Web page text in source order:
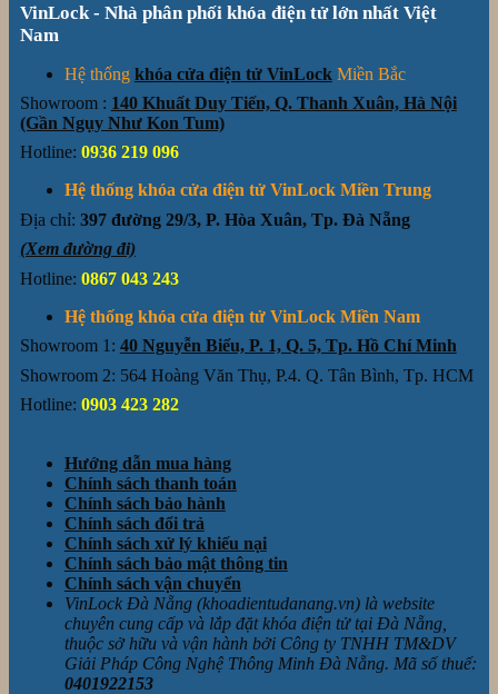
VinLock - Nhà phân phối khóa điện tử lớn nhất Việt
Nam
Hệ thống khóa cửa điện tử VinLock Miền Bắc
Showroom : 140 Khuất Duy Tiến, Q. Thanh Xuân, Hà Nội
(Gần Ngụy Như Kon Tum)
Hotline: 0936 219 096
Hệ thống khóa cửa điện tử VinLock Miền Trung
Địa chỉ: 397 đường 29/3, P. Hòa Xuân, Tp. Đà Nẵng
(Xem đường đi)
Hotline: 0867 043 243
Hệ thống khóa cửa điện tử VinLock Miền Nam
Showroom 1: 40 Nguyễn Biểu, P. 1, Q. 5, Tp. Hồ Chí Minh
Showroom 2: 564 Hoàng Văn Thụ, P.4. Q. Tân Bình, Tp. HCM
Hotline: 0903 423 282
Hướng dẫn mua hàng
Chính sách thanh toán
Chính sách bảo hành
Chính sách đổi trả
Chính sách xử lý khiếu nại
Chính sách bảo mật thông tin
Chính sách vận chuyển
VinLock Đà Nẵng (khoadientudanang.vn) là website
chuyên cung cấp và lắp đặt khóa điện tử tại Đà Nẵng,
thuộc sở hữu và vận hành bởi Công ty TNHH TM&DV
Giải Pháp Công Nghệ Thông Minh Đà Nẵng. Mã số thuế:
0401922153